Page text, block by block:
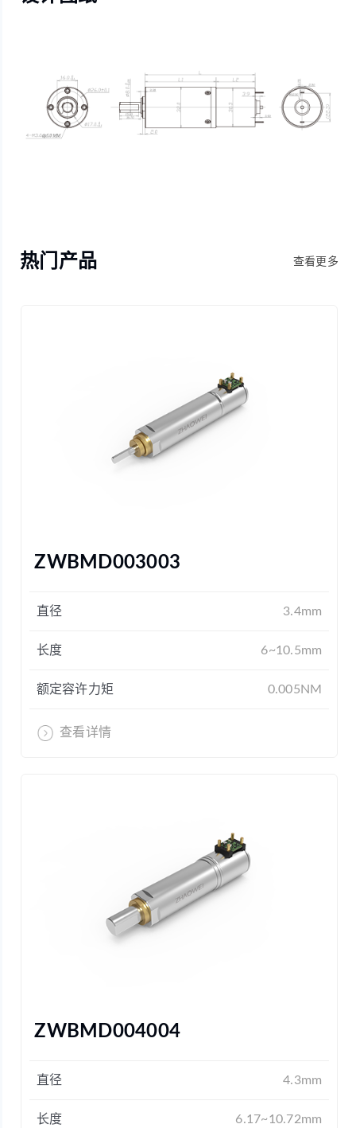
热门产品 查看更多
ZWBMD003003
直径 3.4mm
长度 6~10.5mm
额定容许力矩 0.005NM
查看详情
ZWBMD004004
直径 4.3mm
长度 6.17~10.72mm